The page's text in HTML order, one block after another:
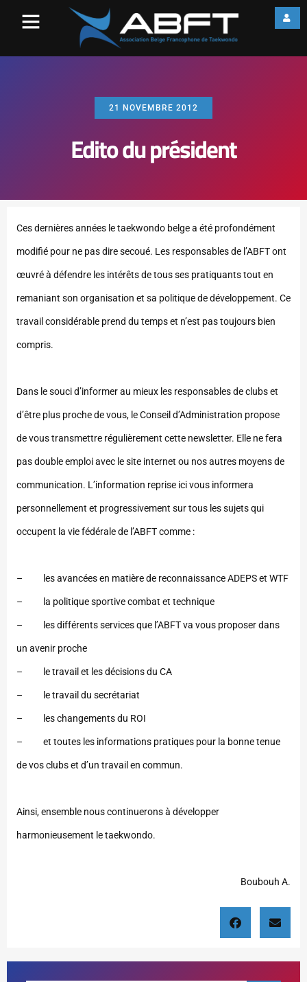
21 NOVEMBRE 2012
Edito du président
Ces dernières années le taekwondo belge a été profondément
modifié pour ne pas dire secoué. Les responsables de l’ABFT ont
œuvré à défendre les intérêts de tous ses pratiquants tout en
remaniant son organisation et sa politique de développement. Ce
travail considérable prend du temps et n’est pas toujours bien
compris.
Dans le souci d’informer au mieux les responsables de clubs et
d’être plus proche de vous, le Conseil d’Administration propose
de vous transmettre régulièrement cette newsletter. Elle ne fera
pas double emploi avec le site internet ou nos autres moyens de
communication. L’information reprise ici vous informera
personnellement et progressivement sur tous les sujets qui
occupent la vie fédérale de l’ABFT comme :
– les avancées en matière de reconnaissance ADEPS et WTF
– la politique sportive combat et technique
– les différents services que l’ABFT va vous proposer dans
un avenir proche
– le travail et les décisions du CA
– le travail du secrétariat
– les changements du ROI
– et toutes les informations pratiques pour la bonne tenue
de vos clubs et d’un travail en commun.
Ainsi, ensemble nous continuerons à développer
harmonieusement le taekwondo.
Boubouh A.